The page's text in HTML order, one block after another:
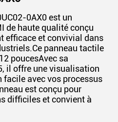
0AX0 est un
de haute qualité conçu
efficace et convivial dans
panneau tactile
poucesAvec sa
il offre une visualisation
avec vos processus
est conçu pour
difficiles et convient à